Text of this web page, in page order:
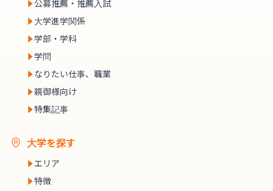
公募推薦・推薦入試
大学進学関係
学部・学科
学問
なりたい仕事、職業
親御様向け
特集記事
大学を探す
エリア
特徴